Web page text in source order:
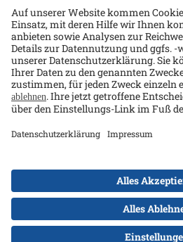
Shop-Service
Informationen
Ansprechpartner
Alle Preise exkl. gesetzl.
Versandkostenund ggf.
nicht anders